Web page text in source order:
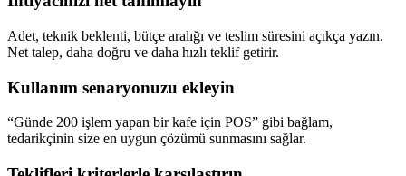
Adet, teknik beklenti, bütçe aralığı ve teslim süresini açıkça yazın.
Net talep, daha doğru ve daha hızlı teklif getirir.
Kullanım senaryonuzu ekleyin
“Günde 200 işlem yapan bir kafe için POS” gibi bağlam,
tedarikçinin size en uygun çözümü sunmasını sağlar.